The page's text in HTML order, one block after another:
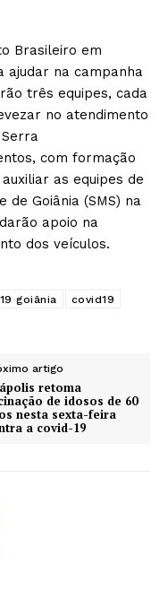
Brasileiro em
ajudar na campanha
três equipes, cada
no atendimento
com formação
as equipes de
de Goiânia (SMS) na
apoio na
dos veículos.
goiânia
covid19
artigo
retoma
de idosos de 60
nesta sexta-feira
a covid-19